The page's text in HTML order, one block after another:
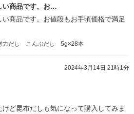
い商品です。お…
商品です。お値段もお手頃価格で満足
力だし こんぶだし 5g×28本
2024年3月14日 21時1分
ど昆布だしも気になって購入してみま